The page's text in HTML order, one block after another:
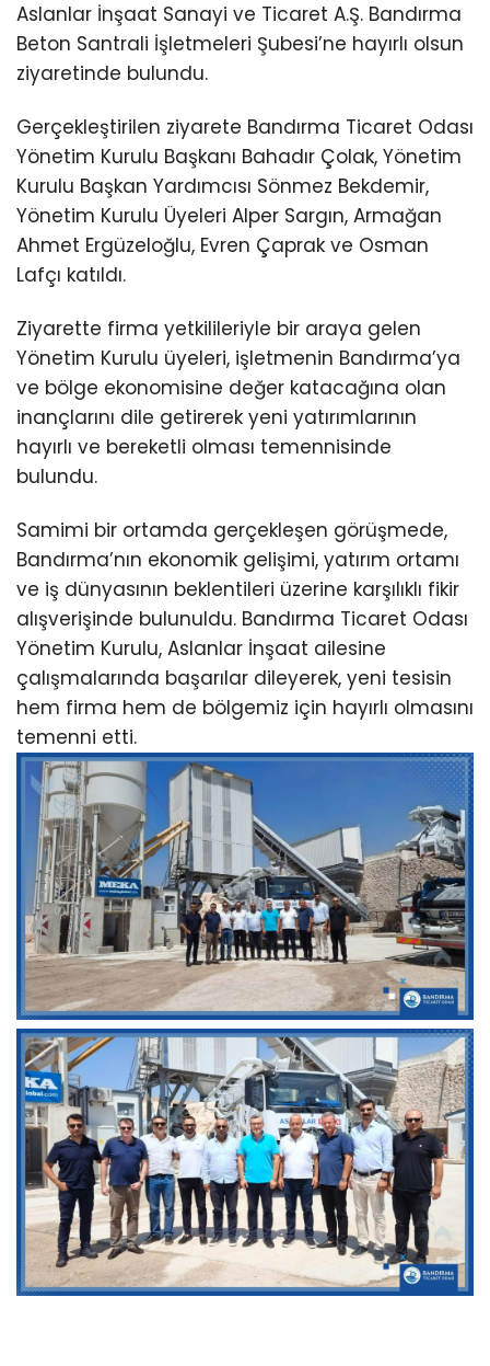
Aslanlar İnşaat Sanayi ve Ticaret A.Ş. Bandırma
Beton Santrali İşletmeleri Şubesi’ne hayırlı olsun
ziyaretinde bulundu.
Gerçekleştirilen ziyarete Bandırma Ticaret Odası
Yönetim Kurulu Başkanı Bahadır Çolak, Yönetim
Kurulu Başkan Yardımcısı Sönmez Bekdemir,
Yönetim Kurulu Üyeleri Alper Sargın, Armağan
Ahmet Ergüzeloğlu, Evren Çaprak ve Osman
Lafçı katıldı.
Ziyarette firma yetkilileriyle bir araya gelen
Yönetim Kurulu üyeleri, işletmenin Bandırma’ya
ve bölge ekonomisine değer katacağına olan
inançlarını dile getirerek yeni yatırımlarının
hayırlı ve bereketli olması temennisinde
bulundu.
Samimi bir ortamda gerçekleşen görüşmede,
Bandırma’nın ekonomik gelişimi, yatırım ortamı
ve iş dünyasının beklentileri üzerine karşılıklı fikir
alışverişinde bulunuldu. Bandırma Ticaret Odası
Yönetim Kurulu, Aslanlar İnşaat ailesine
çalışmalarında başarılar dileyerek, yeni tesisin
hem firma hem de bölgemiz için hayırlı olmasını
temenni etti.